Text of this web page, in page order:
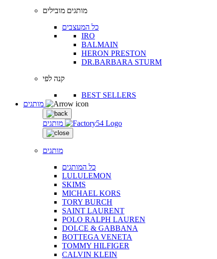
מותגים מובילים
כל המעצבים
IRO
BALMAIN
HERON PRESTON
DR.BARBARA STURM
קנה לפי
BEST SELLERS
מותגים
מותגים
כל המותגים
LULULEMON
SKIMS
MICHAEL KORS
TORY BURCH
SAINT LAURENT
POLO RALPH LAUREN
DOLCE & GABBANA
BOTTEGA VENETA
TOMMY HILFIGER
CALVIN KLEIN